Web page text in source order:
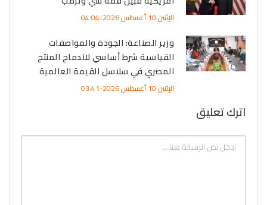
الإثنين 10 أغسطس 2026-04:04
وزير الصناعة: الجودة والمواصفات
القياسية شرط أساسي لاندماج المنتج
المصري في سلاسل القيمة العالمية
الإثنين 10 أغسطس 2026-03:41
اترك تعليق